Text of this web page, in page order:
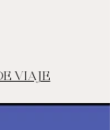
VIAJE